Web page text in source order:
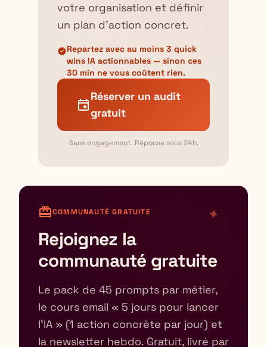
votre organisation et définir
un plan d'action concret.
verifiedRepartez avec au moins 3 quick
wins IA actionnables — sinon ces
30 min ne vous coûtent rien.
event
Réserver un audit
gratuit
Sans engagement. Réponse sous 24h.
✦
card_giftcardCOMMUNAUTÉ GRATUITE
Rejoignez la
communauté gratuite
Le pack de 45 prompts par métier,
le cours email « 5 jours pour lancer
l'IA » (1 action concrète par jour) et
la newsletter hebdo. Gratuit, livré par